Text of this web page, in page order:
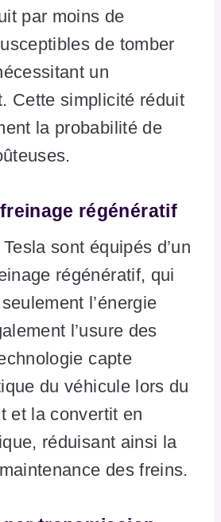
par moins de
de tomber
un
Cette simplicité réduit
la probabilité de
régénératif
sont équipés d’un
régénératif, qui
l’énergie
l’usure des
capte
du véhicule lors du
et la convertit en
réduisant ainsi la
des freins.